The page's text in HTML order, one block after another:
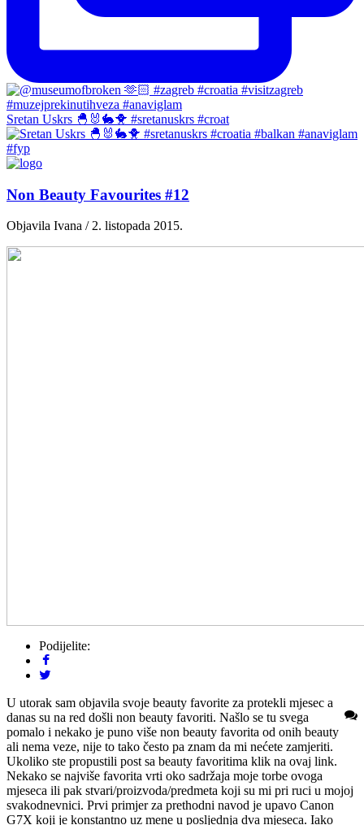
Sretan Uskrs 🐣🐰🐇🐥 #sretanuskrs #croat
Non Beauty Favourites #12
Objavila Ivana / 2. listopada 2015.
Podijelite:
U utorak sam objavila svoje beauty favorite za protekli mjesec a
danas su na red došli non beauty favoriti. Našlo se tu svega
pomalo i nekako je puno više non beauty favorita od onih beauty
ali nema veze, nije to tako često pa znam da mi nećete zamjeriti.
Ukoliko ste propustili post sa beauty favoritima klik na ovaj link.
Nekako se najviše favorita vrti oko sadržaja moje torbe ovoga
mjeseca ili pak stvari/proizvoda/predmeta koji su mi pri ruci u mojoj
svakodnevnici. Prvi primjer za prethodni navod je upavo Canon
G7X koji je konstantno uz mene u posljednja dva mjeseca. Iako